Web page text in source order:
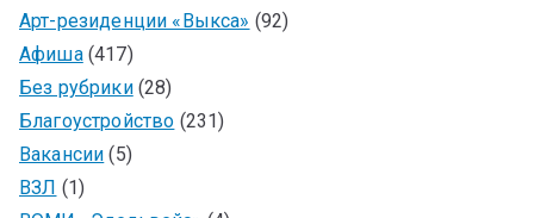
Арт-резиденции «Выкса» (92)
Афиша(417)
Без рубрики(28)
Благоустройство (231)
Вакансии (5)
ВЗЛ (1)